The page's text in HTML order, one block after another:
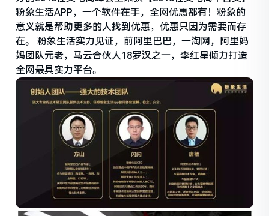
粉象生活APP，一个软件在手，全网优惠都有！粉象的
意义就是帮助更多的人找到优惠，优惠只因为需要而存
在。 粉象生活实力见证，前阿里巴巴，一淘网，阿里妈
妈团队元老，马云合伙人18罗汉之一，李红星倾力打造
全网最具实力平台。